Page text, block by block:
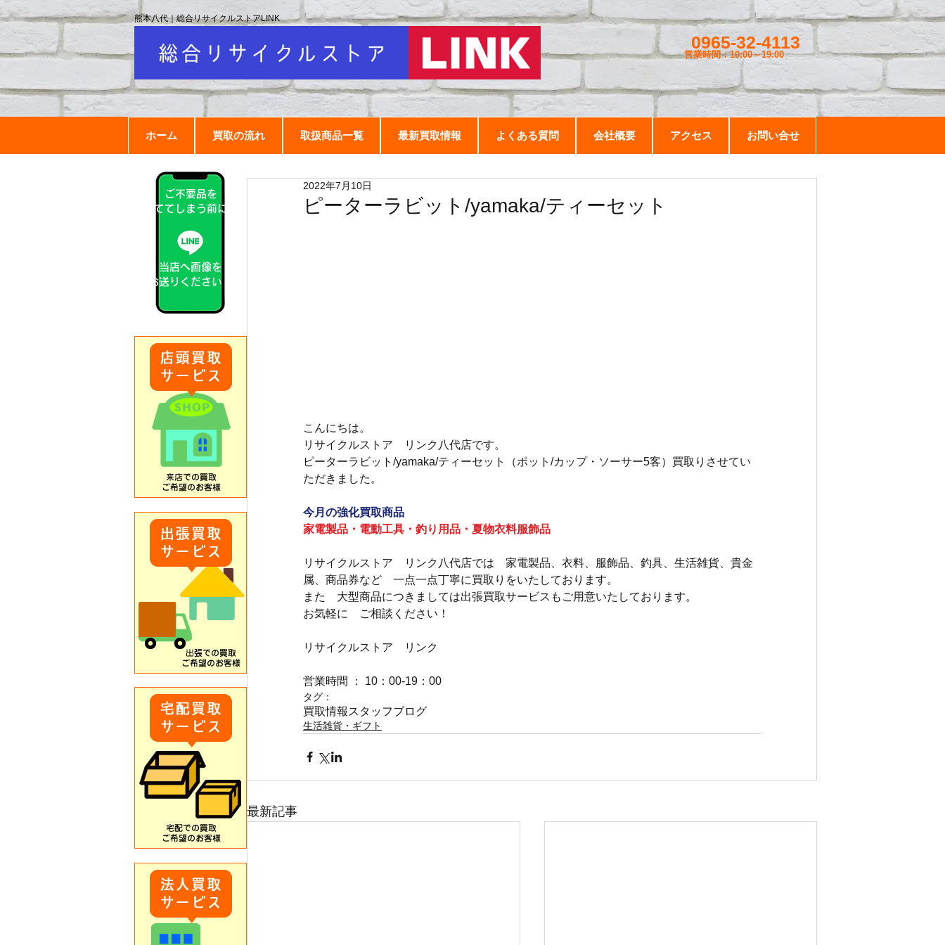
0965-32-4113
営業時間：10:00～19:00
ホーム 買取の流れ 取扱商品一覧 最新買取情報 よくある質問 会社概要 アクセス お問い合せ
熊本八代｜総合リサイクルストアLINK
ピーターラビット/yamaka/ティーセット
2022年7月10日
こんにちは。
リサイクルストア　リンク八代店です。
ピーターラビット/yamaka/ティーセット（ポット/カップ・ソーサー5客）買取りさせてい
ただきました。
今月の強化買取商品
家電製品・電動工具・釣り用品・夏物衣料服飾品
リサイクルストア　リンク八代店では　家電製品、衣料、服飾品、釣具、生活雑貨、貴金
属、商品券など　一点一点丁寧に買取りをいたしております。
また　大型商品につきましては出張買取サービスもご用意いたしております。
お気軽に　ご相談ください！
リサイクルストア　リンク
営業時間 ： 10：00-19：00
タグ：
買取情報 スタッフブログ
生活雑貨・ギフト
最新記事
ご不要品を
捨ててしまう前に！
当店へ画像を
お送りください！